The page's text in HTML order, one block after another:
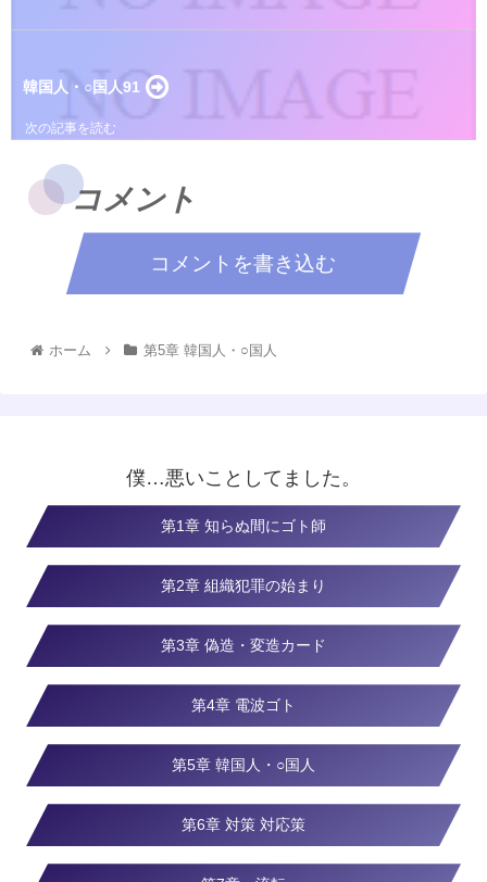
韓国人・○国人91
コメント
コメントを書き込む
ホーム 第5章 韓国人・○国人
僕…悪いことしてました。
第1章 知らぬ間にゴト師
第2章 組織犯罪の始まり
第3章 偽造・変造カード
第4章 電波ゴト
第5章 韓国人・○国人
第6章 対策 対応策